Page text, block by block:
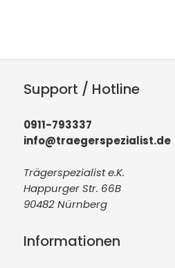
Support / Hotline
0911-793337
info@traegerspezialist.de
Trägerspezialist e.K.
Happurger Str. 66B
90482 Nürnberg
Informationen